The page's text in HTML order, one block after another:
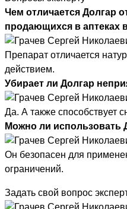
Чем отличается Долгар
продающихся в аптеках
Препарат отличается
действием.
Убирает ли Долгар
Да. А также способствует
Можно ли использовать
Он безопасен для
ограничений.
Задать свой вопрос